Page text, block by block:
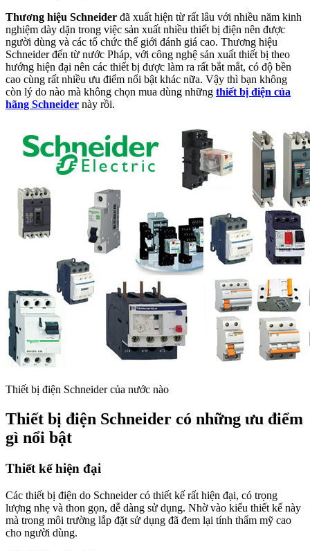
Thương hiệu Schneider đã xuất hiện từ rất lâu với nhiều năm kinh
nghiệm dày dặn trong việc sản xuất nhiều thiết bị điện nên được
người dùng và các tổ chức thế giới đánh giá cao. Thương hiệu
Schneider đến từ nước Pháp, với công nghệ sản xuất thiết bị theo
hướng hiện đại nên các thiết bị được làm ra rất bắt mắt, có độ bền
cao cùng rất nhiều ưu điểm nổi bật khác nữa. Vậy thì bạn không
còn lý do nào mà không chọn mua dùng những thiết bị điện của
hãng Schneider này rồi.
Thiết bị điện Schneider của nước nào
Thiết bị điện Schneider có những ưu điểm
gì nổi bật
Thiết kế hiện đại
Các thiết bị điện do Schneider có thiết kế rất hiện đại, có trọng
lượng nhẹ và thon gọn, dễ dàng sử dụng. Nhờ vào kiểu thiết kế này
mà trong môi trường lắp đặt sử dụng đã đem lại tính thẩm mỹ cao
cho người dùng.